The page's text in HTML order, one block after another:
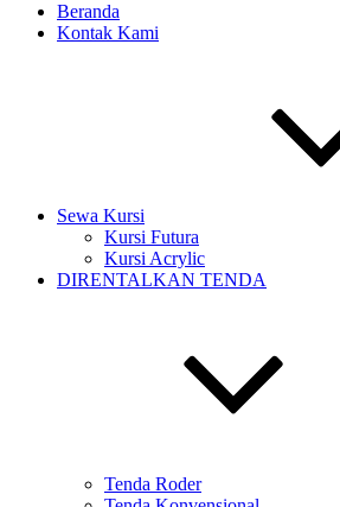
Beranda
Kontak Kami
Sewa Kursi
Kursi Futura
Kursi Acrylic
DIRENTALKAN TENDA
Tenda Roder